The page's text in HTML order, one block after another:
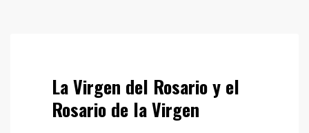
La Virgen del Rosario y el
Rosario de la Virgen